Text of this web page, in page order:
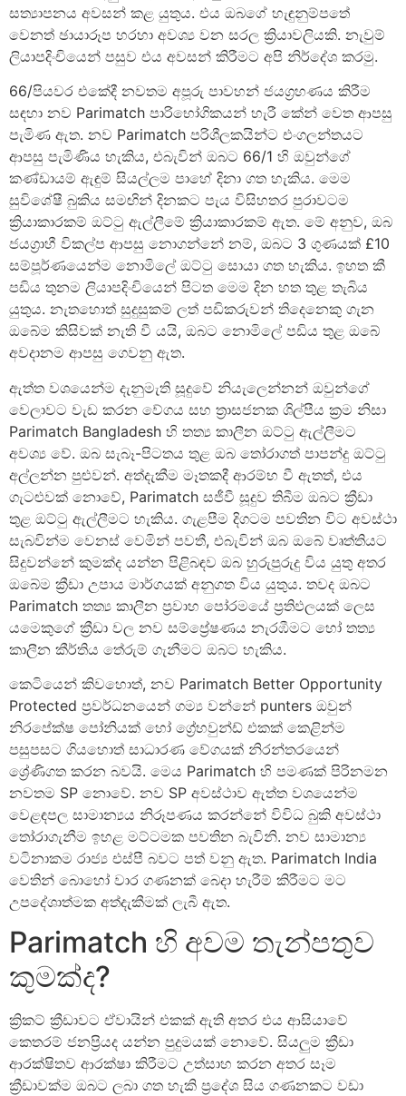
සත්‍යාපනය අවසන් කළ යුතුය. එය ඔබගේ හැඳුනුම්පතේ
වෙනත් ඡායාරූප හරහා අවශ්‍ය වන සරල ක්‍රියාවලියකි. නැවුම්
ලියාපදිංචියෙන් පසුව එය අවසන් කිරීමට අපි නිර්දේශ කරමු.
66/පියවර එකේදී නවතම අපූරු පාවහන් ජයග්‍රහණය කිරීම
සඳහා නව Parimatch පාරිභෝගිකයන් හැරී කේන් වෙත ආපසු
පැමිණ ඇත. නව Parimatch පරිශීලකයින්ට එංගලන්තයට
ආපසු පැමිණිය හැකිය, එබැවින් ඔබට 66/1 හි ඔවුන්ගේ
කණ්ඩායම් ඇඳුම් සියල්ලම පාහේ දිනා ගත හැකිය. මෙම
සුවිශේෂී බුකිය සමඟින් දිනකට පැය විසිහතර පුරාවටම
ක්‍රියාකාරකම් ඔට්ටු ඇල්ලීමේ ක්‍රියාකාරකම් ඇත. මේ අනුව, ඔබ
ජයග්‍රාහී විකල්ප ආපසු නොගන්නේ නම්, ඔබට 3 ගුණයක් £10
සම්පූර්ණයෙන්ම නොමිලේ ඔට්ටු සොයා ගත හැකිය. ඉහත කී
පඩිය තුනම ලියාපදිංචියෙන් පිටත මෙම දින හත තුළ තැබිය
යුතුය. නැතහොත් සුදුසුකම් ලත් පඩිකරුවන් තිදෙනෙකු ගැන
ඔබේම කිසිවක් නැති වී යයි, ඔබට නොමිලේ පඩිය තුළ ඔබේ
අවදානම ආපසු ගෙවනු ඇත.
ඇත්ත වශයෙන්ම දැනුමැති සූදුවේ නියැලෙන්නන් ඔවුන්ගේ
වෙලාවට වැඩ කරන වේගය සහ ත්‍රාසජනක ශිල්පීය ක්‍රම නිසා
Parimatch Bangladesh හි තත්‍ය කාලීන ඔට්ටු ඇල්ලීමට
අවශ්‍ය වේ. ඔබ සැබෑ-පිටතය තුළ ඔබ තෝරාගත් පාපන්දු ඔට්ටු
අල්ලන්න පුළුවන්. අත්දැකීම මෑතකදී ආරම්භ වී ඇතත්, එය
ගැටළුවක් නොවේ, Parimatch සජීවී සූදුව තිබීම ඔබට ක්‍රීඩා
තුළ ඔට්ටු ඇල්ලීමට හැකිය. ගැළපීම දිගටම පවතින විට අවස්ථා
සැබවින්ම වෙනස් වෙමින් පවතී, එබැවින් ඔබ ඔබේ වෘත්තියට
සිදුවන්නේ කුමක්ද යන්න පිළිබඳව ඔබ හුරුපුරුදු විය යුතු අතර
ඔබේම ක්‍රීඩා උපාය මාර්ගයක් අනුගත විය යුතුය. තවද ඔබට
Parimatch තත්‍ය කාලීන ප්‍රවාහ පෝරමයේ ප්‍රතිඵලයක් ලෙස
යමෙකුගේ ක්‍රීඩා වල නව සම්ප්‍රේෂණය නැරඹීමට හෝ තත්‍ය
කාලීන කීර්තිය තේරුම් ගැනීමට ඔබට හැකිය.
කෙටියෙන් කිවහොත්, නව Parimatch Better Opportunity
Protected ප්‍රවර්ධනයෙන් ගම්‍ය වන්නේ punters ඔවුන්
නිරපේක්ෂ පෝනියක් හෝ ග්‍රේහවුන්ඩ් එකක් කෙළින්ම
පසුපසට ගියහොත් සාධාරණ වේගයක් නිරන්තරයෙන්
ශ්‍රේණිගත කරන බවයි. මෙය Parimatch හි පමණක් පිරිනමන
නවතම SP නොවේ. නව SP අවස්ථාව ඇත්ත වශයෙන්ම
වෙළඳපල සාමාන්‍යය නිරූපණය කරන්නේ විවිධ බුකි අවස්ථා
තෝරාගැනීම ඉහළ මට්ටමක පවතින බැවිනි. නව සාමාන්‍ය
වටිනාකම රාජ්‍ය එස්පී බවට පත් වනු ඇත. Parimatch India
වෙතින් බොහෝ වාර ගණනක් බෙදා හැරීම් කිරීමට මට
උපදේශාත්මක අත්දැකීමක් ලැබී ඇත.
Parimatch හි අවම තැන්පතුව
කුමක්ද?
ක්‍රිකට් ක්‍රීඩාවට ඒවායින් එකක් ඇති අතර එය ආසියාවේ
කෙතරම් ජනප්‍රියද යන්න පුදුමයක් නොවේ. සියලුම ක්‍රීඩා
ආරක්ෂිතව ආරක්ෂා කිරීමට උත්සාහ කරන අතර සෑම
ක්‍රීඩාවක්ම ඔබට ලබා ගත හැකි ප්‍රදේශ සිය ගණනකට වඩා